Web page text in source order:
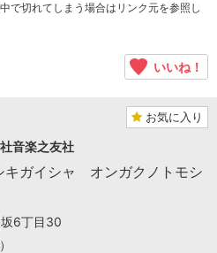
で切れてしまう場合はリンク元を参照し
いいね！
お気に入り
音楽之友社
キガイシャ オンガクノトモシ
6丁目30